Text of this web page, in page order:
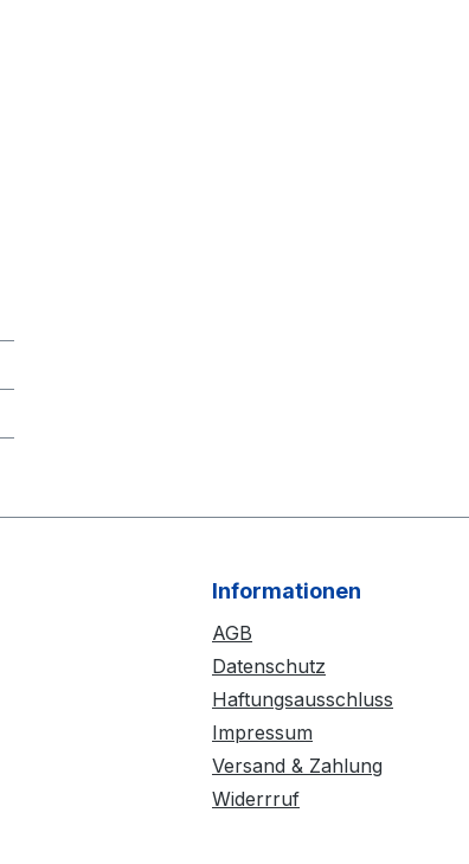
Informationen
AGB
Datenschutz
Haftungsausschluss
Impressum
Versand & Zahlung
Widerrruf